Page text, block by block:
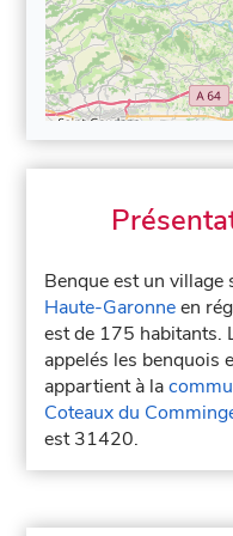
Benque est un
Haute-Garonneen
est de 175 habitants.
appelés les benquois
appartient à la
Coteaux du
est 31420.